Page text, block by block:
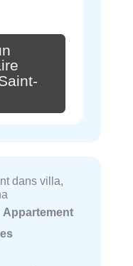
dans villa,
Appartement